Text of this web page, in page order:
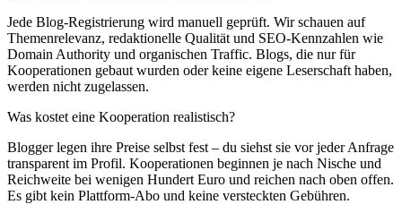
Jede Blog-Registrierung wird manuell geprüft. Wir schauen auf
Themenrelevanz, redaktionelle Qualität und SEO-Kennzahlen wie
Domain Authority und organischen Traffic. Blogs, die nur für
Kooperationen gebaut wurden oder keine eigene Leserschaft haben,
werden nicht zugelassen.
Was kostet eine Kooperation realistisch?
Blogger legen ihre Preise selbst fest – du siehst sie vor jeder Anfrage
transparent im Profil. Kooperationen beginnen je nach Nische und
Reichweite bei wenigen Hundert Euro und reichen nach oben offen.
Es gibt kein Plattform-Abo und keine versteckten Gebühren.